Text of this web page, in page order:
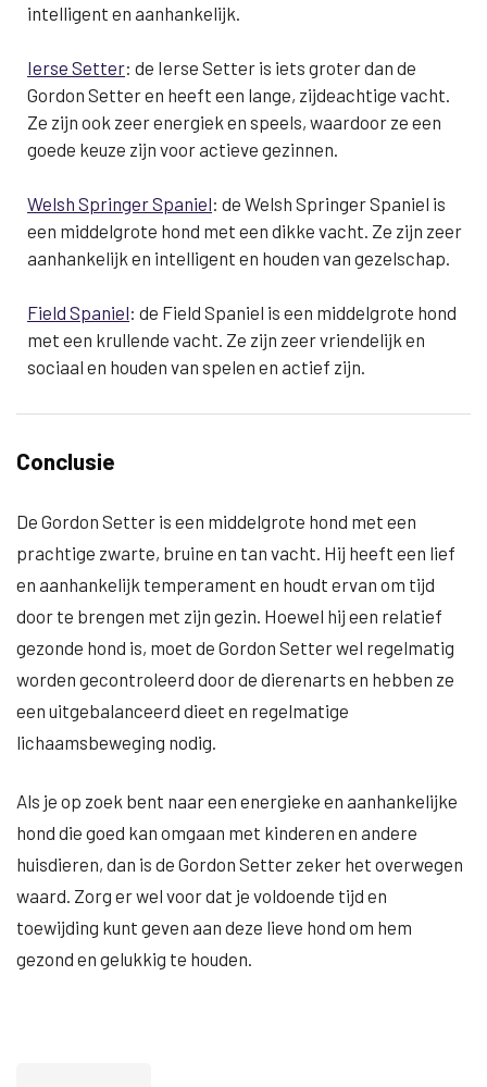
intelligent en aanhankelijk.
Ierse Setter: de Ierse Setter is iets groter dan de
Gordon Setter en heeft een lange, zijdeachtige vacht.
Ze zijn ook zeer energiek en speels, waardoor ze een
goede keuze zijn voor actieve gezinnen.
Welsh Springer Spaniel: de Welsh Springer Spaniel is
een middelgrote hond met een dikke vacht. Ze zijn zeer
aanhankelijk en intelligent en houden van gezelschap.
Field Spaniel: de Field Spaniel is een middelgrote hond
met een krullende vacht. Ze zijn zeer vriendelijk en
sociaal en houden van spelen en actief zijn.
Conclusie
De Gordon Setter is een middelgrote hond met een
prachtige zwarte, bruine en tan vacht. Hij heeft een lief
en aanhankelijk temperament en houdt ervan om tijd
door te brengen met zijn gezin. Hoewel hij een relatief
gezonde hond is, moet de Gordon Setter wel regelmatig
worden gecontroleerd door de dierenarts en hebben ze
een uitgebalanceerd dieet en regelmatige
lichaamsbeweging nodig.
Als je op zoek bent naar een energieke en aanhankelijke
hond die goed kan omgaan met kinderen en andere
huisdieren, dan is de Gordon Setter zeker het overwegen
waard. Zorg er wel voor dat je voldoende tijd en
toewijding kunt geven aan deze lieve hond om hem
gezond en gelukkig te houden.